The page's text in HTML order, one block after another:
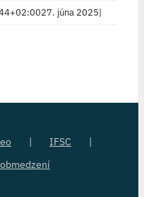
27. júna 2025|
IFSC